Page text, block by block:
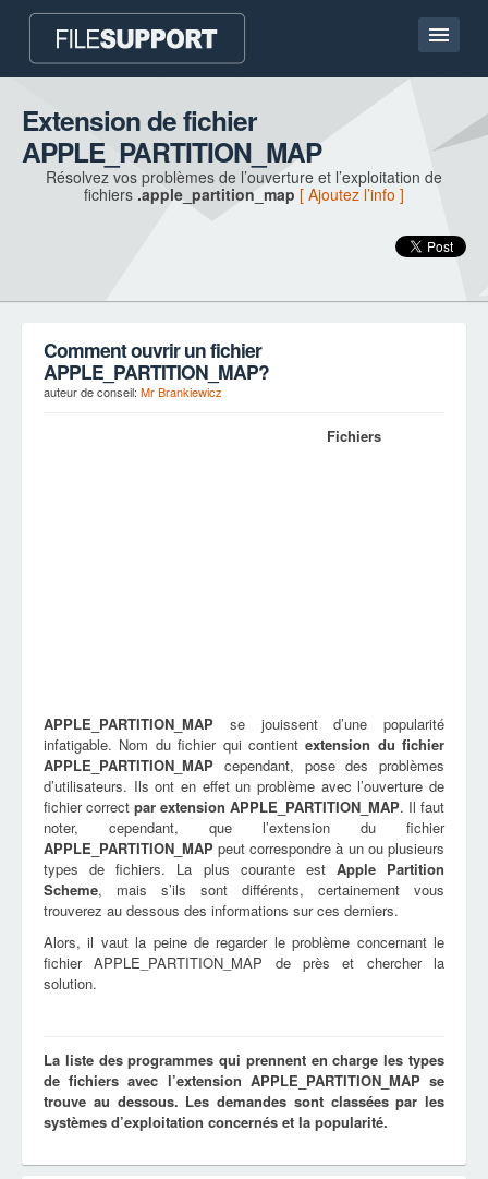
Accueil
Contact
Language
Extension de fichier
APPLE_PARTITION_MAP
Résolvez vos problèmes de l’ouverture et l’exploitation de
fichiers .apple_partition_map [ Ajoutez l’info ]
Comment ouvrir un fichier
APPLE_PARTITION_MAP?
auteur de conseil: Mr Brankiewicz
Fichiers
APPLE_PARTITION_MAP se jouissent d’une popularité
infatigable. Nom du fichier qui contientextension du fichier
APPLE_PARTITION_MAP cependant, pose des problèmes
d’utilisateurs. Ils ont en effet un problème avec l’ouverture de
fichier correct par extension APPLE_PARTITION_MAP. Il faut
noter, cependant, que l’extension du fichier
APPLE_PARTITION_MAP peut correspondre à un ou plusieurs
types de fichiers. La plus courante est Apple Partition
Scheme, mais s’ils sont différents, certainement vous
trouverez au dessous des informations sur ces derniers.
Alors, il vaut la peine de regarder le problème concernant le
fichier APPLE_PARTITION_MAP de près et chercher la
solution.
La liste des programmes qui prennent en charge les types
de fichiers avec l’extension APPLE_PARTITION_MAP se
trouve au dessous. Les demandes sont classées par les
systèmes d’exploitation concernés et la popularité.